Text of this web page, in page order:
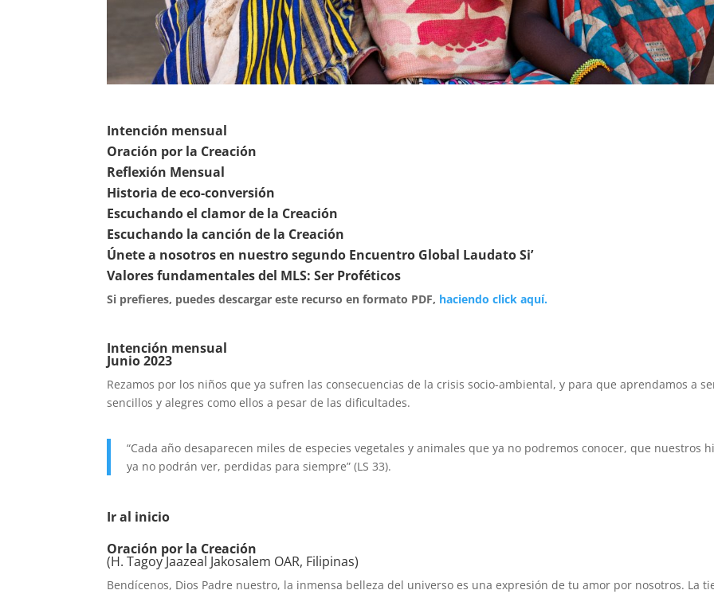
Intención mensual
Oración por la Creación
Reflexión Mensual
Historia de eco-conversión
Escuchando el clamor de la Creación
Escuchando la canción de la Creación
Únete a nosotros en nuestro segundo Encuentro Global Laudato Si’
Valores fundamentales del MLS: Ser Proféticos
Si prefieres, puedes descargar este recurso en formato PDF, haciendo click aquí.
Intención mensual
Junio 2023
Rezamos por los niños que ya sufren las consecuencias de la crisis socio-ambiental, y para que aprendamos a
sencillos y alegres como ellos a pesar de las dificultades.
“Cada año desaparecen miles de especies vegetales y animales que ya no podremos conocer, que nuestros
ya no podrán ver, perdidas para siempre” (LS 33).
Ir al inicio
Oración por la Creación
(H. Tagoy Jaazeal Jakosalem OAR, Filipinas)
Bendícenos, Dios Padre nuestro, la inmensa belleza del universo es una expresión de tu amor por nosotros. La